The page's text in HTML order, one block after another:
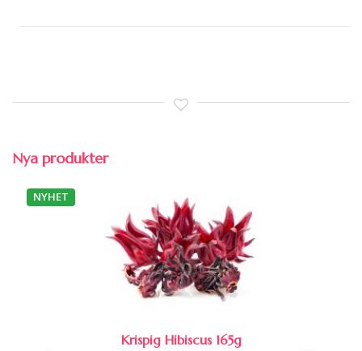
Nya produkter
NYHET
Krispig Hibiscus 165g